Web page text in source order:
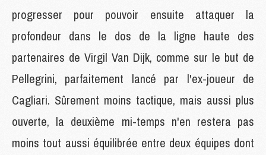
progresser pour pouvoir ensuite attaquer la
profondeur dans le dos de la ligne haute des
partenaires de Virgil Van Dijk, comme sur le but de
Pellegrini, parfaitement lancé par l'ex-joueur de
Cagliari. Sûrement moins tactique, mais aussi plus
ouverte, la deuxième mi-temps n'en restera pas
moins tout aussi équilibrée entre deux équipes dont